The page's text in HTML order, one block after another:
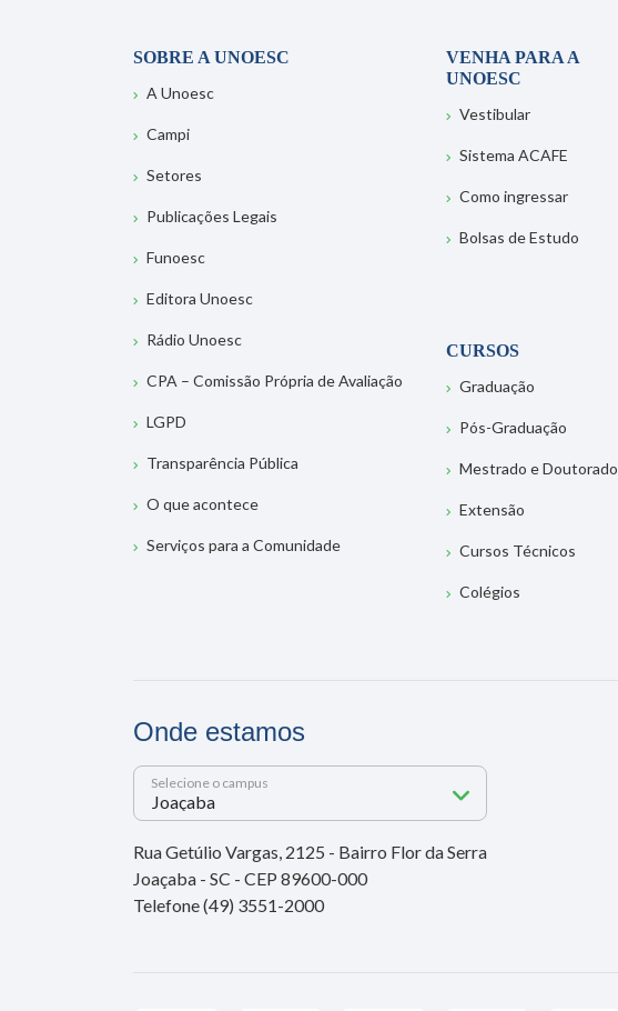
SOBRE A UNOESC
A Unoesc
Campi
Setores
Publicações Legais
Funoesc
Editora Unoesc
Rádio Unoesc
CPA – Comissão Própria de Avaliação
LGPD
Transparência Pública
O que acontece
Serviços para a Comunidade
VENHA PARA A
UNOESC
Vestibular
Sistema ACAFE
Como ingressar
Bolsas de Estudo
CURSOS
Graduação
Pós-Graduação
Mestrado e Doutorado
Extensão
Cursos Técnicos
Colégios
Onde estamos
Selecione o campus
Rua Getúlio Vargas, 2125 - Bairro Flor da Serra
Joaçaba - SC - CEP 89600-000
Telefone (49) 3551-2000